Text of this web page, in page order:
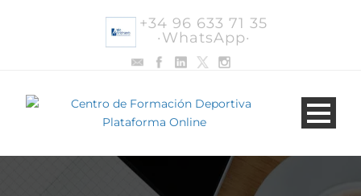
+34 96 633 71 35
·WhatsApp·